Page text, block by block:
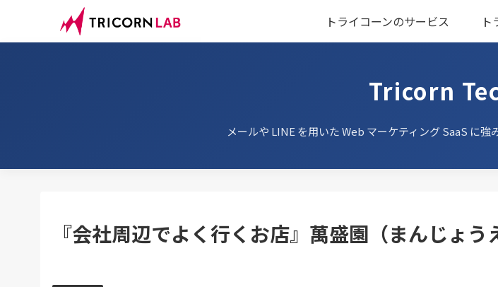
トライコーンのサービス
Tricorn
メールや LINE を用いた Web マーケティング SaaS に強
『会社周辺でよく行くお店』萬盛園（まんじょう